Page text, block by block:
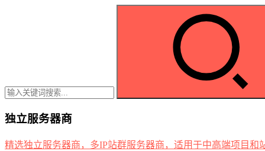
独立服务器商
精选独立服务器商，多IP站群服务器商，适用于中高端项目和